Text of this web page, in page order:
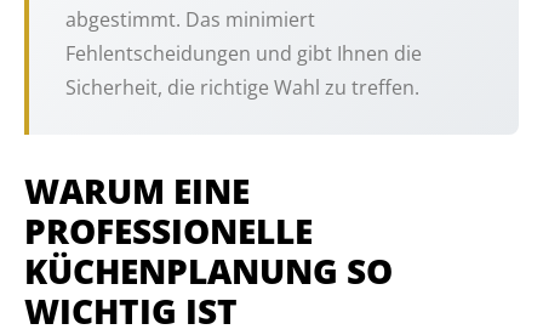
abgestimmt. Das minimiert
Fehlentscheidungen und gibt Ihnen die
Sicherheit, die richtige Wahl zu treffen.
WARUM EINE
PROFESSIONELLE
KÜCHENPLANUNG SO
WICHTIG IST